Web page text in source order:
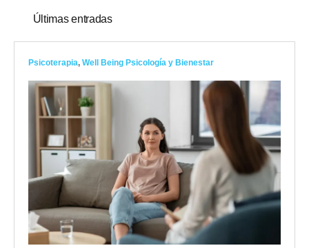
Últimas entradas
Psicoterapia, Well Being Psicología y Bienestar